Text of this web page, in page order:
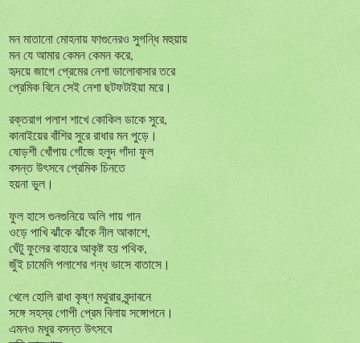
মনমাতানোমোহনায়ফাগুনেরও সুগন্ধিমহুয়ায়
মনযেআমারকেমনকেমনকরে,
হৃদয়েজাগেপ্রেমেরনেশাভালোবাসারতরে
প্রেমিকবিনেসেইনেশাছটফটাইয়ামরে।
রক্তরাগপলাশশাখেকোকিলডাকেসুরে,
কানাইয়েরবাঁশিরসুরেরাধারমনপুড়ে।
ষোড়শীখোঁপায়গোঁজেহলুদগাঁদাফুল
বসন্তউৎসবেপ্রেমিকচিনতে
হয়নাভুল।
ফুলহাসেগুনগুনিয়েঅলিগায়গান
ওড়েপাখিঝাঁকেঝাঁকেনীলআকাশে,
ঘেঁটুফুলেরবাহারেআকৃষ্টহয়পথিক,
জুঁইচামেলিপলাশেরগন্ধভাসেবাতাসে।
খেলেহোলিরাধাকৃষ্ণমথুরারবৃন্দাবনে
সঙ্গেসহস্রগোপীপ্রেমবিলায়সঙ্গোপনে।
এমনও মধুরবসন্তউৎসবে